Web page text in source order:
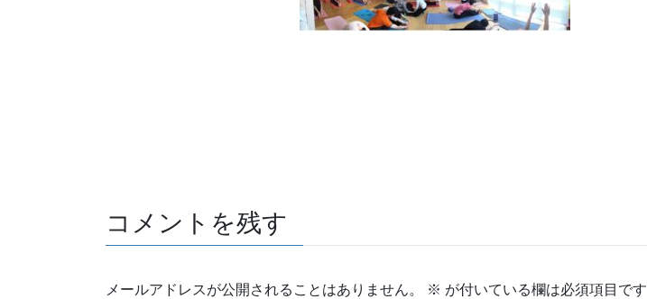
コメントを残す
メールアドレスが公開されることはありません。 ※ が付いている欄は必須項目です